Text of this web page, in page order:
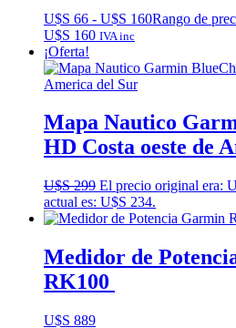
U$S 66 - U$S 160Rango de
U$S 160 IVA inc
¡Oferta!
Mapa Nautico
HD Costa oeste de
U$S299 El precio original era:
actual es: U$S 234.
Medidor de
RK100
U$S 889